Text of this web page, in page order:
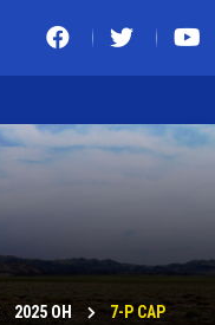
2025 ОН 7-Р САР